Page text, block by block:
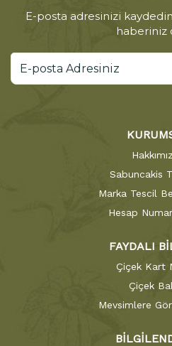
E-posta adresinizi
haberiniz
Sabuncakis
Marka Tescil
Hesap
FAYDALI
Çiçek Kart
Çiçek
Mevsimlere